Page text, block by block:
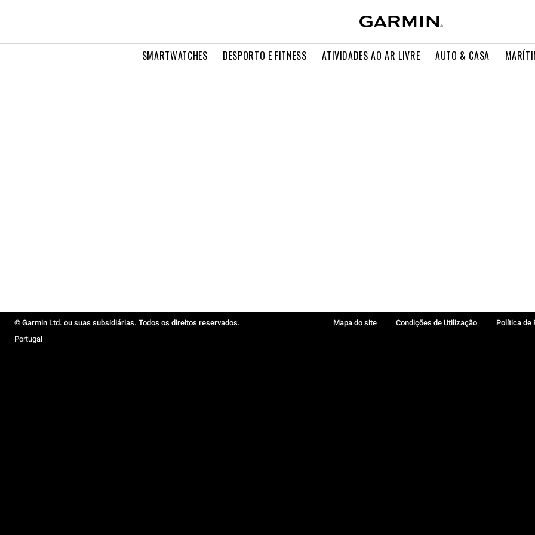
SMARTWATCHES DESPORTO E FITNESS ATIVIDADES AO AR LIVRE AUTO & CASA
© Garmin Ltd. ou suas subsidiárias. Todos os direitos reservados. Mapa do site Condições de Utilização Política de
Portugal